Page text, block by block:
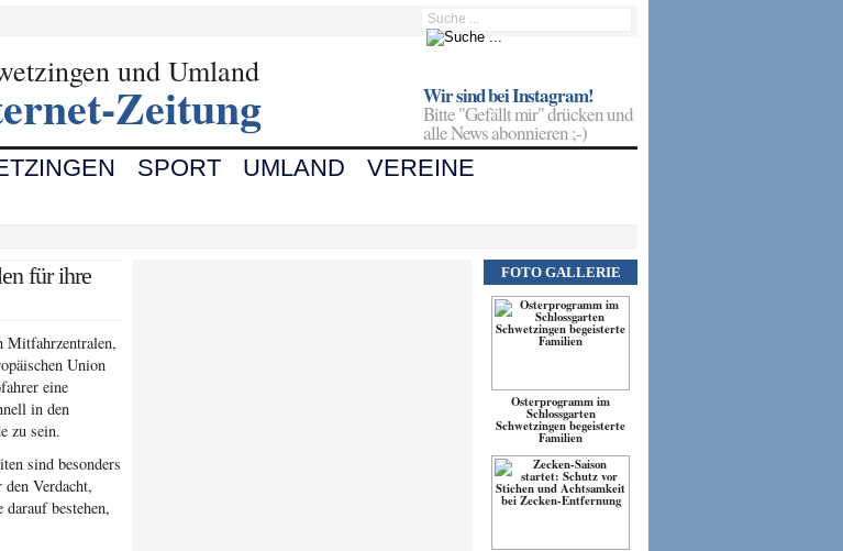
und Umland
Zeitung Wir sind bei Instagram!
Bitte "Gefällt mir" drücken und
alle News abonnieren ;-)
SPORT UMLAND
VEREINE
für ihre
Union
eine
in den
zu sein.
sind besonders
Verdacht,
bestehen,
FOTO GALLERIE
Osterprogramm im
Schlossgarten
Schwetzingen begeisterte
Familien